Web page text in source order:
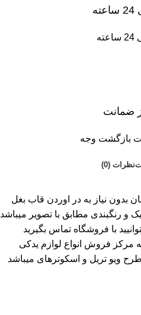
نظرات (0)
نصب اسان بدون نیاز به در اوردن قاب بغل
و رنگبندی مطابق با تصویر میباشد
با فروشگاه تماس بگیرید
مرکز فروش انواع لوازم یدکی
ویو تریل و اسکوترهای میباشد